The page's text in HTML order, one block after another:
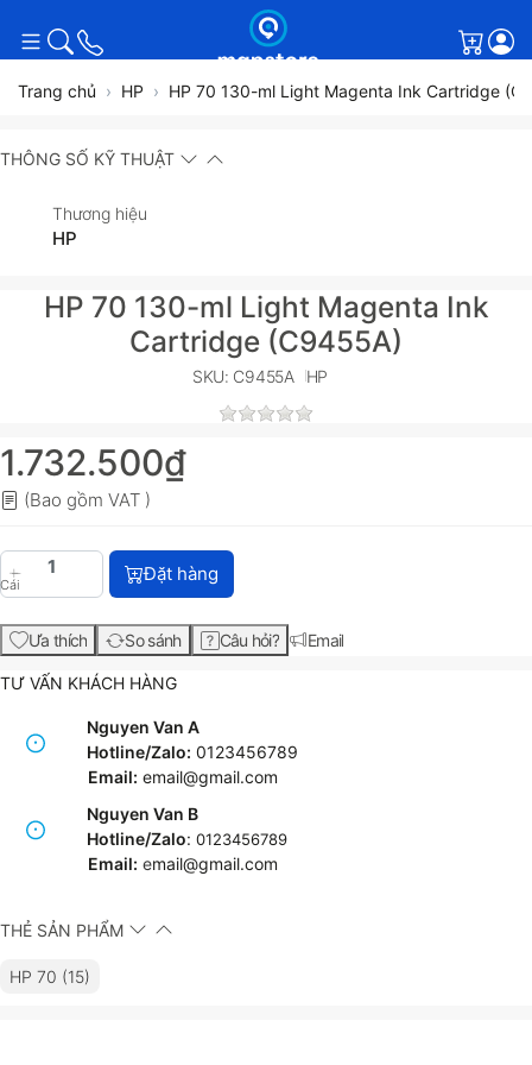
Giỏ
Trang chủ HP HP 70 130-ml Light Magenta Ink Cartridge
THÔNG SỐ KỸ THUẬT
Thương hiệu
HP
HP 70 130-ml Light Magenta Ink
Cartridge (C9455A)
SKU: C9455A HP
1.732.500₫
(Bao gồm VAT )
Cái
HP 70 130-ml Light Magenta Ink Cartridge
Đặt hàng
Ưa thích So sánh Câu hỏi? Email
TƯ VẤN KHÁCH HÀNG
Nguyen Van A
Hotline/Zalo: 0123456789
Email: email@gmail.com
Nguyen Van B
Hotline/Zalo: 0123456789
Email: email@gmail.com
THẺ SẢN PHẨM
HP 70 (15)